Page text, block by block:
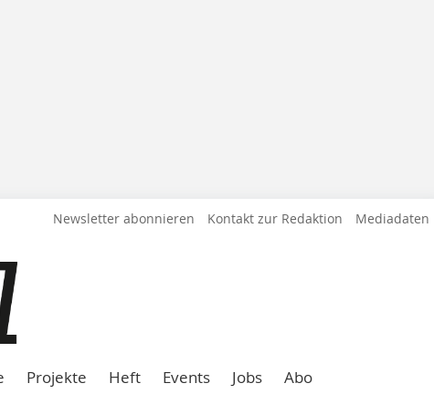
Newsletter abonnieren Kontakt zur Redaktion Mediadaten
Projekte Heft Events Jobs Abo